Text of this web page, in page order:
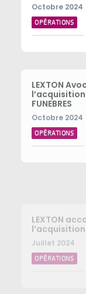
Octobre 2024
OPÉRATIONS
l’acquisition
FUNEBRES
OPÉRATIONS
Juillet 2024
OPÉRATIONS